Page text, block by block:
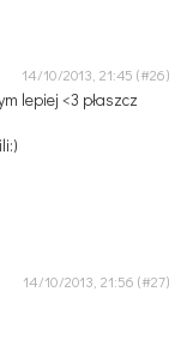
14/10/2013, 21:45
lepiej <3 płaszcz
14/10/2013, 21:56